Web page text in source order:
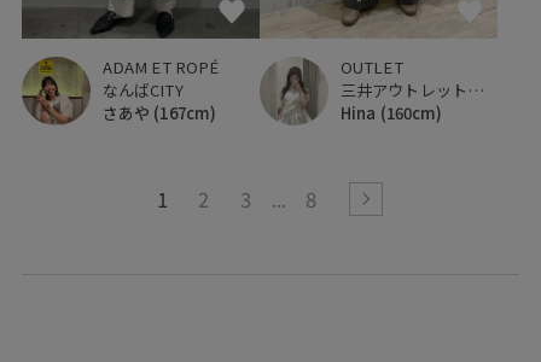
ADAM ET ROPÉ
なんばCITY
さあや (167cm)
OUTLET
三井アウトレットパーク マリンピア神戸
Hina (160cm)
1 2 3 8